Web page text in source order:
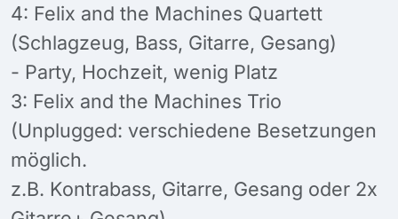
4: Felix and the Machines Quartett
(Schlagzeug, Bass, Gitarre, Gesang)
- Party, Hochzeit, wenig Platz
3: Felix and the Machines Trio
(Unplugged: verschiedene Besetzungen
möglich.
z.B. Kontrabass, Gitarre, Gesang oder 2x